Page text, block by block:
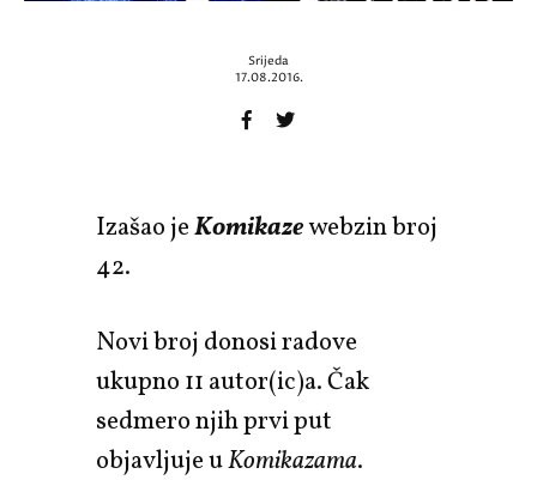
Srijeda
17.08.2016.
Izašao jeKomikazewebzin broj
42.
Novi broj donosi radove
ukupno 11 autor(ic)a. Čak
sedmero njih prvi put
objavljuje uKomikazama.